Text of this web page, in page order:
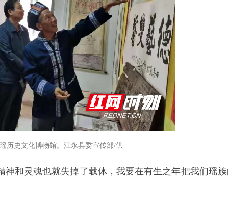
历史文化博物馆。江永县委宣传部/供
神和灵魂也就失掉了载体，我要在有生之年把我们瑶